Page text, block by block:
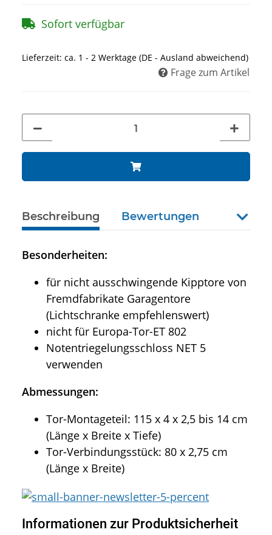
Sofort verfügbar
Lieferzeit: ca. 1 - 2 Werktage (DE - Ausland abweichend)
Frage zum Artikel
Beschreibung Bewertungen
Besonderheiten:
für nicht ausschwingende Kipptore von
Fremdfabrikate Garagentore
(Lichtschranke empfehlenswert)
nicht für Europa-Tor-ET 802
Notentriegelungsschloss NET 5
verwenden
Abmessungen:
Tor-Montageteil: 115 x 4 x 2,5 bis 14 cm
(Länge x Breite x Tiefe)
Tor-Verbindungsstück: 80 x 2,75 cm
(Länge x Breite)
Informationen zur Produktsicherheit